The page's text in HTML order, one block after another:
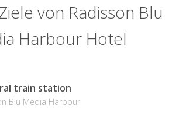
von Radisson Blu
Harbour Hotel
train station
Blu Media Harbour